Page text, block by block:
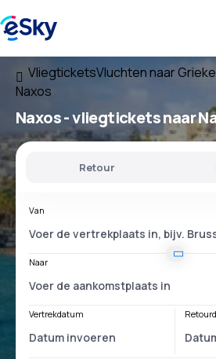
VliegticketsVluchten naar
Naxos
Naxos - vliegtickets naar
Retour
Van
Naar
Vertrekdatum